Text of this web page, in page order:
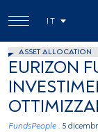
IT
ASSET ALLOCATION
EURIZON
FundsPeople . 5